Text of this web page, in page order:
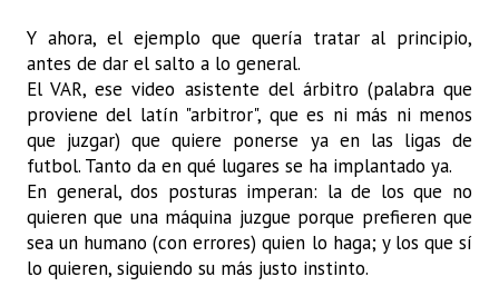
Y ahora, el ejemplo que quería tratar al principio,
antes de dar el salto a lo general.
El VAR, ese video asistente del árbitro (palabra que
proviene del latín "arbitror", que es ni más ni menos
que juzgar) que quiere ponerse ya en las ligas de
futbol. Tanto da en qué lugares se ha implantado ya.
En general, dos posturas imperan: la de los que no
quieren que una máquina juzgue porque prefieren que
sea un humano (con errores) quien lo haga; y los que sí
lo quieren, siguiendo su más justo instinto.